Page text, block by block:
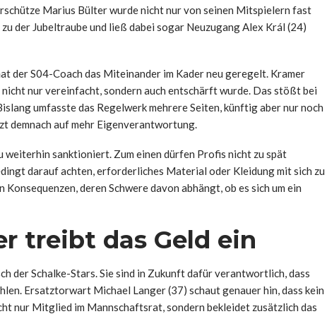
Marius Bülter wurde nicht nur von seinen Mitspielern fast
der Jubeltraube und ließ dabei sogar Neuzugang Alex Král (24)
der S04-Coach das Miteinander im Kader neu geregelt. Kramer
nur vereinfacht, sondern auch entschärft wurde. Das stößt bei
umfasste das Regelwerk mehrere Seiten, künftig aber nur noch
demnach auf mehr Eigenverantwortung.
weiterhin sanktioniert. Zum einen dürfen Profis nicht zu spät
darauf achten, erforderliches Material oder Kleidung mit sich zu
deren Schwere davon abhängt, ob es sich um ein
treibt das Geld ein
der Schalke-Stars. Sie sind in Zukunft dafür verantwortlich, dass
Ersatztorwart Michael Langer (37) schaut genauer hin, dass kein
nur Mitglied im Mannschaftsrat, sondern bekleidet zusätzlich das